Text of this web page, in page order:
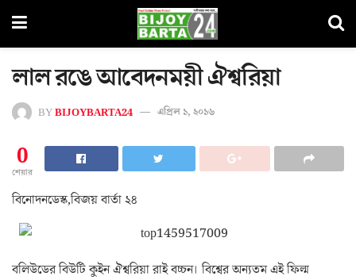
লাল রঙে আবেদনময়ী ঐশ্বরিয়া
BYBIJOYBARTA24 এপ্রিল ১, ২০১৬
0
শেয়ার
বিনোদনডেস্ক,বিজয় বার্তা ২৪
বলিউডের বিউটি কুইন ঐশ্বরিয়া রাই বচ্চন। বিশ্বের অন্যতম এই ফিল্ম